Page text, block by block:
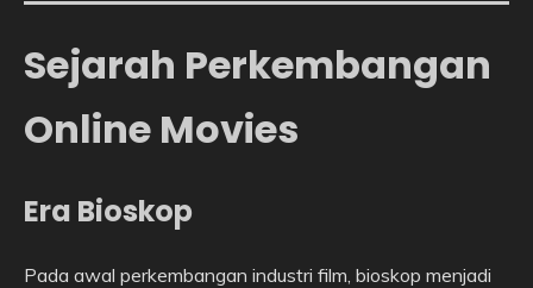
Sejarah Perkembangan
Online Movies
Era Bioskop
Pada awal perkembangan industri film, bioskop menjadi